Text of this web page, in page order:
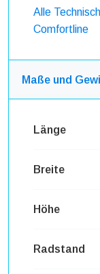
Alle
Comfortline
Maße und
Länge
Breite
Höhe
Radstand